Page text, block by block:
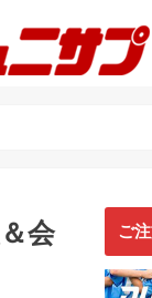
会
ご